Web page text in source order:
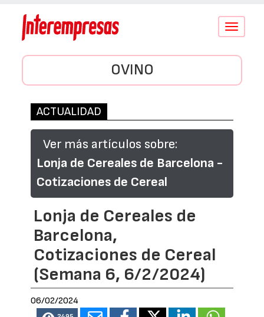
Conmutar
OVINO
ACTUALIDAD
Ver más artículos sobre:
Lonja de Cereales de Barcelona -
Cotizaciones de Cereal
Lonja de Cereales de
Barcelona,
Cotizaciones de Cereal
(Semana 6, 6/2/2024)
06/02/2024